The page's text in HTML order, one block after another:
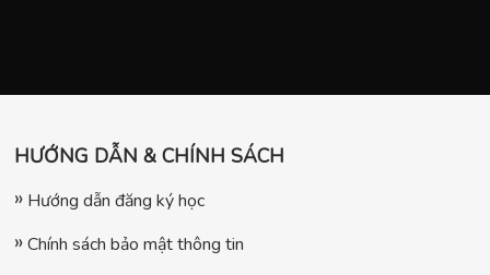
HƯỚNG DẪN & CHÍNH SÁCH
Hướng dẫn đăng ký học
Chính sách bảo mật thông tin